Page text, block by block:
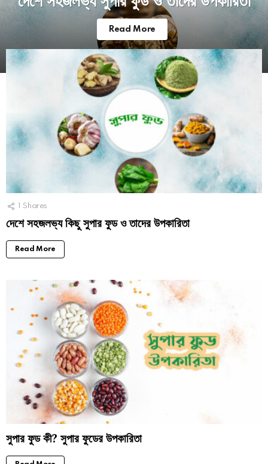
Read More
Shares
দেশে সহজলভ্য কিছু সুপার ফুড ও তাদের উপকারিতা
Read More
সুপার ফুড কী? সুপার ফুডের উপকারিতা